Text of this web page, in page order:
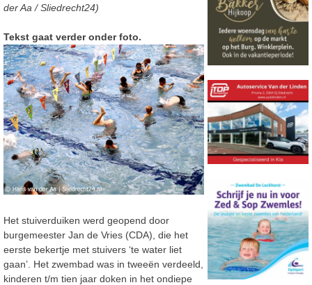
der Aa / Sliedrecht24)
Tekst gaat verder onder foto.
Het stuiverduiken werd geopend door
burgemeester Jan de Vries (CDA), die het
eerste bekertje met stuivers ‘te water liet
gaan’. Het zwembad was in tweeën verdeeld,
kinderen t/m tien jaar doken in het ondiepe